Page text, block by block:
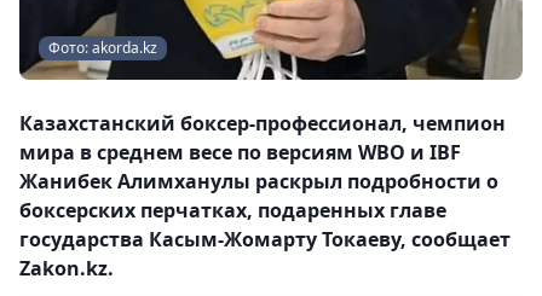
Фото: akorda.kz
Казахстанский боксер-профессионал, чемпион
мира в среднем весе по версиям WBO и IBF
Жанибек Алимханулы раскрыл подробности о
боксерских перчатках, подаренных главе
государства Касым-Жомарту Токаеву, сообщает
Zakon.kz.